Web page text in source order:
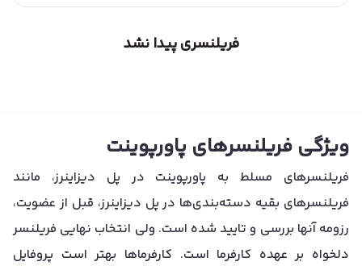
فریلنسری پیدا نشد
ویژگی فریلنسرهای پاورپوینت
فریلنسرهای مسلط به پاورپوینت در پل دیزاینرز، مانند
فریلنسرهای بقیه دسته‌بندی‌ها در پل دیزاینرز، قبل از عضویت،
رزومه آنها بررسی و تایید شده است. ولی انتخاب نهایی فریلنسر
دلخواه بر عهده کارفرما است. کارفرماها بهتر است پروفایل